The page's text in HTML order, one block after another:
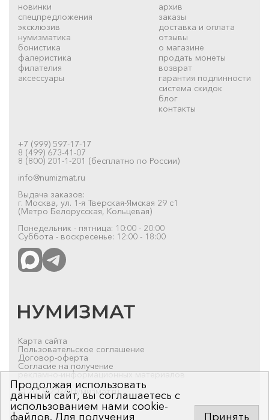
новинки
спецпредложения
эксклюзив
нумизматика
бонистика
фалеристика
филателия
аксессуары
архив
заказы
доставка и оплата
отзывы
о магазине
продать монеты
возврат
гарантия подлинности
система скидок
блог
контакты
+7 (999) 597-17-17
8 (499) 673-41-07
8 (800) 201-1-201 (бесплатно по России)
info@numizmat.ru
Выдача заказов:
г. Москва, ул. 1-я Тверская-Ямская 29 с1
(Метро Белорусская, Кольцевая)
Понедельник - пятница: 10:00 - 20:00
Суббота - воскресенье: 12:00 - 18:00
Карта сайта
Пользовательское соглашение
Договор-оферта
Согласие на получение
рекламно-информационных материалов
© 2019-2026 Нумизмат.ru
Продолжая использовать
данный сайт, вы соглашаетесь с
использованием нами cookie-
файлов. Для получения
Принять